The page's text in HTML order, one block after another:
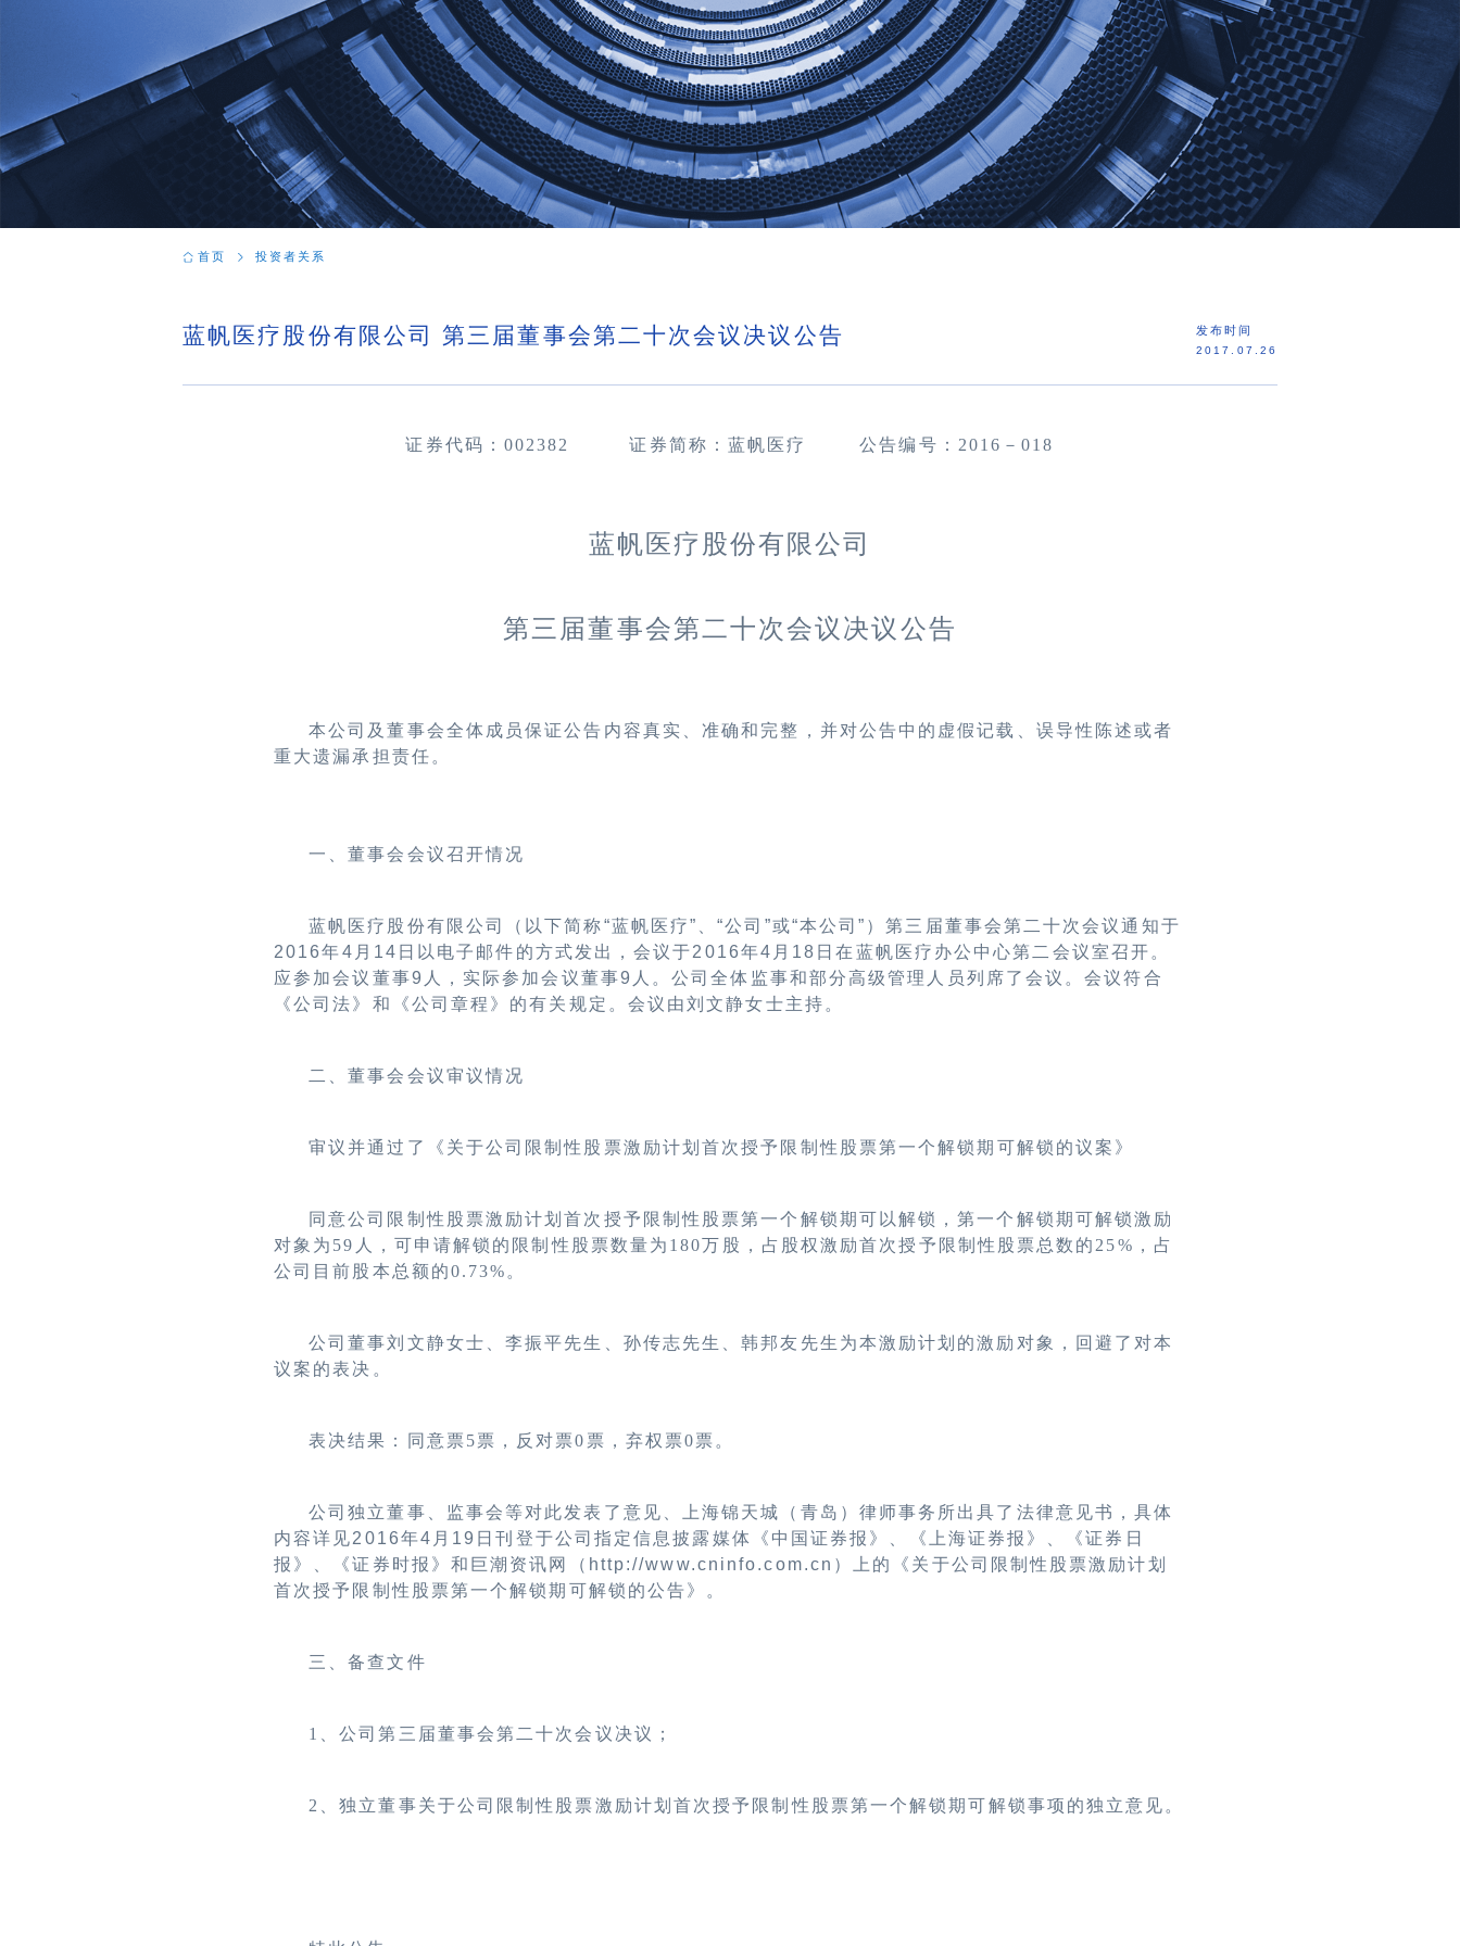
首页 投资者关系
蓝帆医疗股份有限公司 第三届董事会第二十次会议决议公告 发布时间
2017.07.26
证券代码： 002382 证券简称：蓝帆医疗 公告编号： 2016 －018
蓝帆医疗股份有限公司
第三届董事会第二十次会议决议公告
本公司及董事会全体成员保证公告内容真实、准确和完整，并对公告中的虚假记载、误导性陈述或者
重大遗漏承担责任。
一、董事会会议召开情况
蓝帆医疗股份有限公司（以下简称“蓝帆医疗”、“公司”或“本公司”）第三届董事会第二十次会议通知于
2016年4月14日以电子邮件的方式发出，会议于2016年4月18日在 蓝帆医疗办公中心第二会议室召开 。
应参加会议董事9人，实际参加会议董事9人。公司全体监事和部分高级管理人员列席了会议。会议符合
《公司法》和《公司章程》的有关规定。会议由刘文静女士主持。
二、董事会会议审议情况
审议并通过了 《关于公司限制性股票激励计划首次授予限制性股票第一个解锁期可解锁的议案》
同意公司限制性股票激励计划首次授予限制性股票第一个解锁期可以解锁，第一个解锁期可解锁激励
对象为59人，可申请解锁的限制性股票数量为180万股，占股权激励首次授予限制性股票总数的25%，占
公司目前股本总额的0.73%。
公司董事刘文静女士、李振平先生、孙传志先生、韩邦友先生为本激励计划的激励对象，回避了对本
议案的表决。
表决结果：同意票5票，反对票0票，弃权票0票。
公司独立董事、监事会等对此发表了意见、上海锦天城（青岛）律师事务所出具了法律意见书，具体
内容详见2016年4月19日刊登于公司指定信息披露媒体《中国证券报》、《上海证券报》、《证券日
报》、《证券时报》和巨潮资讯网（http://www.cninfo.com.cn）上的《关于公司限制性股票激励计划
首次授予限制性股票第一个解锁期可解锁的公告》。
三、备查文件
1 、公司第三届董事会第二十次会议决议；
2 、独立董事关于公司限制性股票激励计划首次授予限制性股票第一个解锁期可解锁事项的独立意见。